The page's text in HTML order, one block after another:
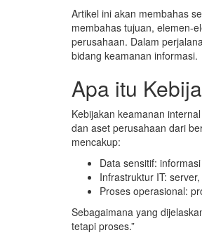
Artikel ini akan membahas
membahas tujuan, elemen-
perusahaan. Dalam
bidang keamanan informasi.
Apa itu
Kebijakan keamanan
dan aset perusahaan dari
mencakup:
Data sensitif:
Infrastruktur IT:
Proses operasional:
Sebagaimana yang
tetapi proses.”